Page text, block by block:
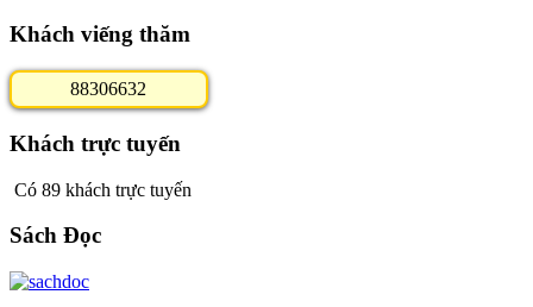
Khách viếng thăm
88306632
Khách trực tuyến
Có 89 khách trực tuyến
Sách Đọc